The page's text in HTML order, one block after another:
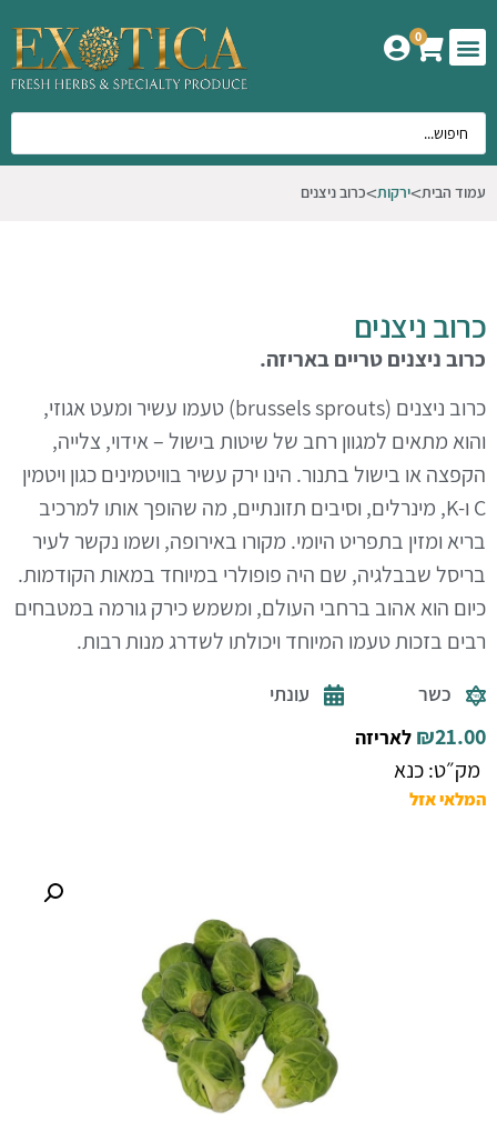
0
עמוד הבית ירקות כרוב ניצנים
כרוב ניצנים
כרוב ניצנים טריים באריזה.
כרוב ניצנים (brussels sprouts) טעמו עשיר ומעט אגוזי,
והוא מתאים למגוון רחב של שיטות בישול – אידוי, צלייה,
הקפצה או בישול בתנור. הינו ירק עשיר בוויטמינים כגון ויטמין
C ו-K, מינרלים, וסיבים תזונתיים, מה שהופך אותו למרכיב
בריא ומזין בתפריט היומי. מקורו באירופה, ושמו נקשר לעיר
בריסל שבבלגיה, שם היה פופולרי במיוחד במאות הקודמות.
כיום הוא אהוב ברחבי העולם, ומשמש כירק גורמה במטבחים
רבים בזכות טעמו המיוחד ויכולתו לשדרג מנות רבות.
כשר עונתי
₪21.00 לאריזה
מק״ט: כנא
המלאי אזל